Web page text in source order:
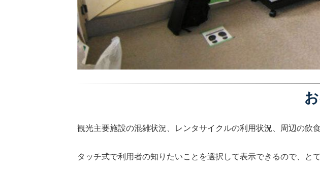
観光主要施設の混雑状況、レンタサイクルの利用状況、周辺の飲
タッチ式で利用者の知りたいことを選択して表示できるので、と